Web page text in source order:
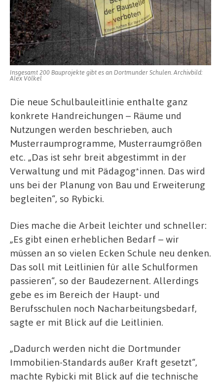
Insgesamt 200 Bauprojekte gibt es an Dortmunder Schulen. Archivbild:
Alex Völkel
Die neue Schulbauleitlinie enthalte ganz
konkrete Handreichungen – Räume und
Nutzungen werden beschrieben, auch
Musterraumprogramme, Musterraumgrößen
etc. „Das ist sehr breit abgestimmt in der
Verwaltung und mit Pädagog*innen. Das wird
uns bei der Planung von Bau und Erweiterung
begleiten“, so Rybicki.
Dies mache die Arbeit leichter und schneller:
„Es gibt einen erheblichen Bedarf – wir
müssen an so vielen Ecken Schule neu denken.
Das soll mit Leitlinien für alle Schulformen
passieren“, so der Baudezernent. Allerdings
gebe es im Bereich der Haupt- und
Berufsschulen noch Nacharbeitungsbedarf,
sagte er mit Blick auf die Leitlinien.
„Dadurch werden nicht die Dortmunder
Immobilien-Standards außer Kraft gesetzt“,
machte Rybicki mit Blick auf die technische